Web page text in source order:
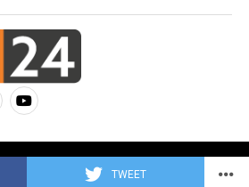
TWEET
© 2023 Intelligentia S.r.l.